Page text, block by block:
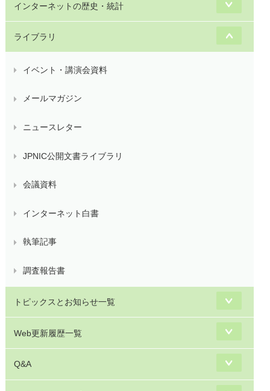
インターネットの歴史・統計
ライブラリ
イベント・講演会資料
メールマガジン
ニュースレター
JPNIC公開文書ライブラリ
会議資料
インターネット白書
執筆記事
調査報告書
トピックスとお知らせ一覧
Web更新履歴一覧
Q&A